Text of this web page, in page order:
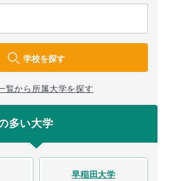
学校を探す
覧から所属大学を探す
多い大学
早稲田大学